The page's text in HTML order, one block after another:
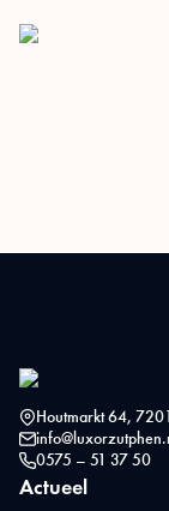
Houtmarkt 64,
0575 – 51 37 50
Actueel